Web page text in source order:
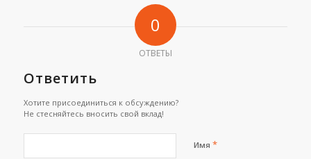
0
ОТВЕТЫ
Ответить
Хотите присоединиться к обсуждению?
Не стесняйтесь вносить свой вклад!
Имя *